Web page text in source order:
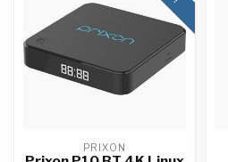
PRIXON